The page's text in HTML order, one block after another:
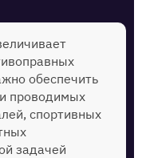
обеспечить
проводимых
спортивных
задачей